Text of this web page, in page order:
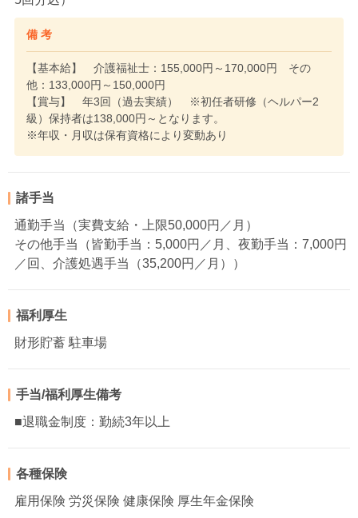
備 考
【基本給】 介護福祉士：155,000円～170,000円 その
他：133,000円～150,000円
【賞与】 年3回（過去実績） ※初任者研修（ヘルパー2
級）保持者は138,000円～となります。
※年収・月収は保有資格により変動あり
諸手当
通勤手当（実費支給・上限50,000円／月）
その他手当（皆勤手当：5,000円／月、夜勤手当：7,000円
／回、介護処遇手当（35,200円／月））
福利厚生
財形貯蓄 駐車場
手当/福利厚生備考
■退職金制度：勤続3年以上
各種保険
雇用保険 労災保険 健康保険 厚生年金保険